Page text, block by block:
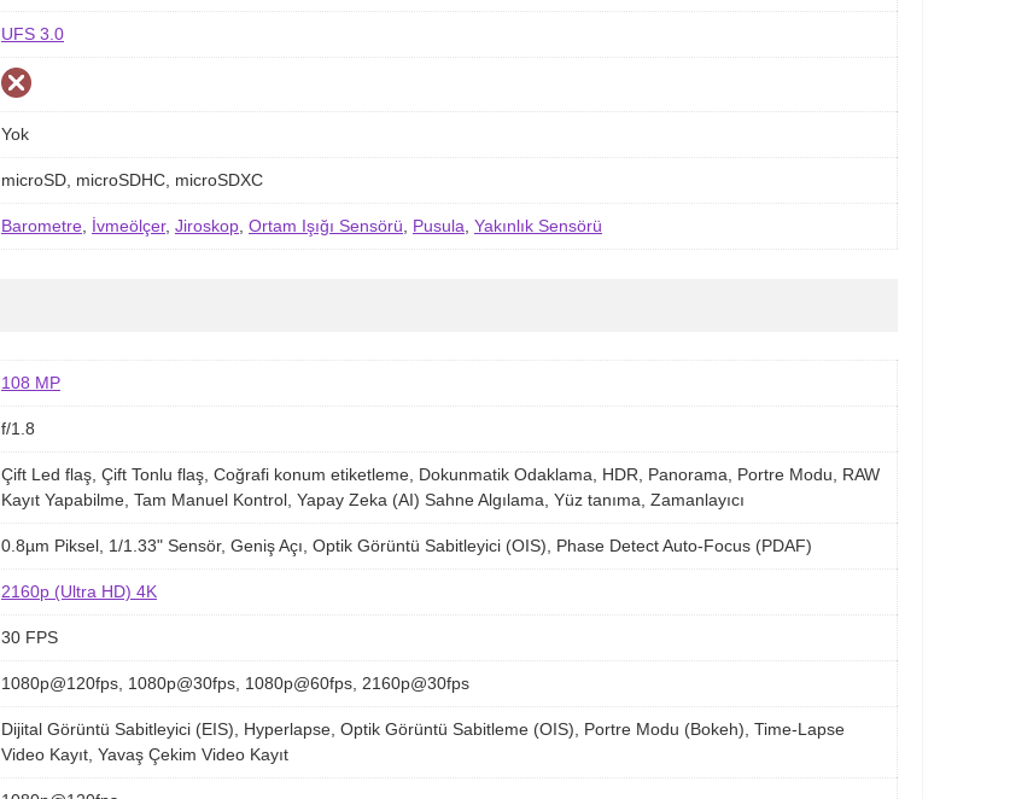
UFS 3.0
Yok
microSD, microSDHC, microSDXC
Barometre İvmeölçer, Jiroskop Ortam Işığı Sensörü Pusula Yakınlık Sensörü
108 MP
f/1.8
Çift Led flaş, Çift Tonlu flaş, Coğrafi konum etiketleme, Dokunmatik Odaklama, HDR, Panorama, Portre Modu, RAW
Kayıt Yapabilme, Tam Manuel Kontrol, Yapay Zeka (AI) Sahne Algılama, Yüz tanıma, Zamanlayıcı
0.8µm Piksel, 1/1.33" Sensör, Geniş Açı, Optik Görüntü Sabitleyici (OIS), Phase Detect Auto-Focus (PDAF)
2160p (Ultra HD) 4K
30 FPS
1080p@120fps, 1080p@30fps, 1080p@60fps, 2160p@30fps
Dijital Görüntü Sabitleyici (EIS), Hyperlapse, Optik Görüntü Sabitleme (OIS), Portre Modu (Bokeh), Time-Lapse
Video Kayıt, Yavaş Çekim Video Kayıt